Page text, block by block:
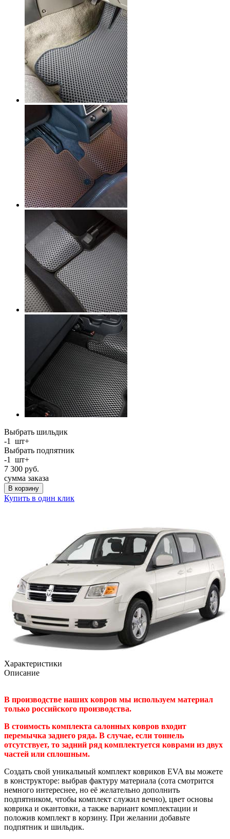
Выбрать шильдик
-1 шт+
Выбрать подпятник
-1 шт+
7 300 руб.
сумма заказа
В корзину
Купить в один клик
Характеристики
Описание
В производстве наших ковров мы используем материал
только российского производства.
В стоимость комплекта салонных ковров входит
перемычка заднего ряда. В случае, если тоннель
отсутствует, то задний ряд комплектуется коврами из двух
частей или сплошным.
Создать свой уникальный комплект ковриков EVA вы можете
в конструкторе: выбрав фактуру материала (сота смотрится
немного интереснее, но её желательно дополнить
подпятником, чтобы комплект служил вечно), цвет основы
коврика и окантовки, а также вариант комплектации и
положив комплект в корзину. При желании добавьте
подпятник и шильдик.